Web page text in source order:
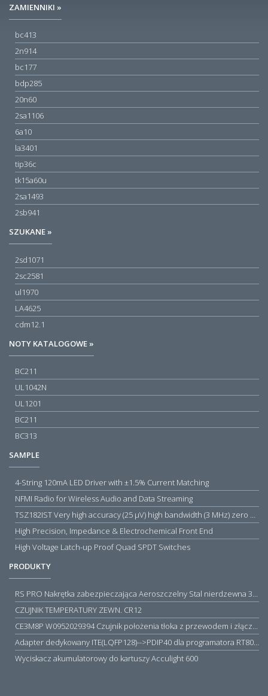
ZAMIENNIKI »
bc413
2n914
bc177
bdp285
20n60
2sa1106
6a10
la3401
tip36c
tk15a60u
2sa1493
2sb941
SZUKANE »
2sd1071
2sc2581
ul1970
LA4625
cdm12.1
NOTY KATALOGOWE »
BC211
UL1042N
UL1201
BC211
BC313
SAMPLE
4-String 120mA LED Driver with ±1.5% Current Matching
NFMI Radio for Wireless Audio and Data Streaming
TSZ182IST Very high accuracy (25 µV) high bandwidth (3 MHz) zero drift 5 V operational amplifiers
High Precision, Impedance & Electrochemical Front End
High Voltage Latch-up Proof Quad SPDT Switches
PRODUKTY
RS PRO Nakrętka zabezpieczająca Aeroszczelny Stal nierdzewna 316 Zwykłe
CZUJNIK TEMPERATURY ZEWN. CR12
CE3M8P W0952029394 Czujnik położenia tłoka z przewodem i złączem M8, PNP NO, 10...30VDC, 100mA, METALWORK, METAL WORK jak MZT1-0
Adapter dedykowany ITE(LQFP128)-->PDIP40 dla programatora RT809H/RT809F (simple)
Wyciskacz akumulatorowy do kartuszy Acculight 600